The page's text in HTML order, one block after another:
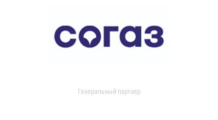
Генеральный партнер